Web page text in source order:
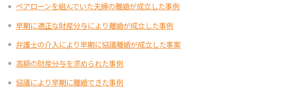
ペアローンを組んでいた夫婦の離婚が成立した事例
早期に適正な財産分与により離婚が成立した事例
弁護士の介入により早期に協議離婚が成立した事案
高額の財産分与を求められた事例
協議により早期に離婚できた事例